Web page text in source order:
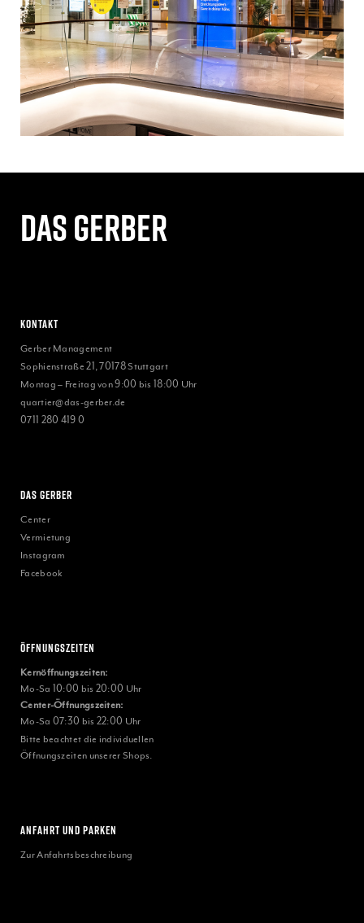
Das gerber
Kontakt
Gerber Management
Sophienstraße 21, 70178 Stuttgart
Montag – Freitag von 9:00 bis 18:00 Uhr
quartier@das-gerber.de
0711 280 419 0
Das Gerber
Center
Vermietung
Instagram
Facebook
Öffnungszeiten
Kernöffnungszeiten:
Mo-Sa 10:00 bis 20:00 Uhr
Center-Öffnungszeiten:
Mo-Sa 07:30 bis 22:00 Uhr
Bitte beachtet die individuellen
Öffnungszeiten unserer Shops.
ANFAHRT UND PARKEN
Zur Anfahrtsbeschreibung